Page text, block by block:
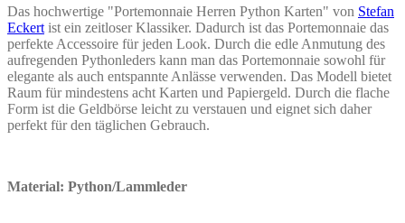
gewählt
werden
Das hochwertige "Portemonnaie Herren Python Karten" von Stefan
Eckert ist ein zeitloser Klassiker. Dadurch ist das Portemonnaie das
perfekte Accessoire für jeden Look. Durch die edle Anmutung des
aufregenden Pythonleders kann man das Portemonnaie sowohl für
elegante als auch entspannte Anlässe verwenden. Das Modell bietet
Raum für mindestens acht Karten und Papiergeld. Durch die flache
Form ist die Geldbörse leicht zu verstauen und eignet sich daher
perfekt für den täglichen Gebrauch.
Material: Python/Lammleder